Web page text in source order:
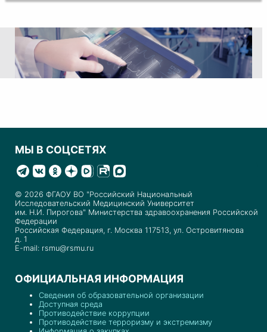
МЫ В СОЦСЕТЯХ
© 2026 ФГАОУ ВО "Российский Национальный
Исследовательский Медицинский Университет
им. Н.И. Пирогова" Министерства здравоохранения Российской
Федерации
Российская Федерация, г. Москва 117513, ул. Островитянова
д. 1
E-mail: rsmu@rsmu.ru
ОФИЦИАЛЬНАЯ ИНФОРМАЦИЯ
Сведения об образовательной организации
Доступная среда
Противодействие коррупции
Противодействие терроризму и экстремизму